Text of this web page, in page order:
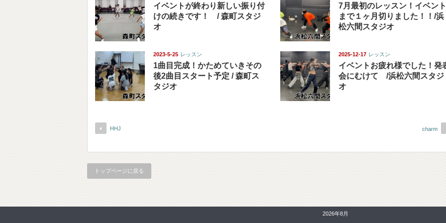
イベントが終わり新しい振り付
けの続きです！ / 森町スタジ
オ
7月最初のレッスン！イベント
まで１ヶ月切りました！！/浜
松六間スタジオ
2023-5-25 レッスン
1曲目完成！かためていきその
後2曲目スタート予定 / 森町ス
タジオ
2025-12-17 レッスン
イベントお疲れ様でした！発
会にむけて /浜松六間スタジ
オ
HHJ charm
トップページに戻る
2026年8月